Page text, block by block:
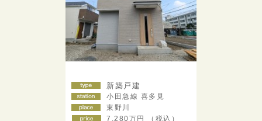
新築戸建
小田急線 喜多見
東野川
7,280万円 （税込）